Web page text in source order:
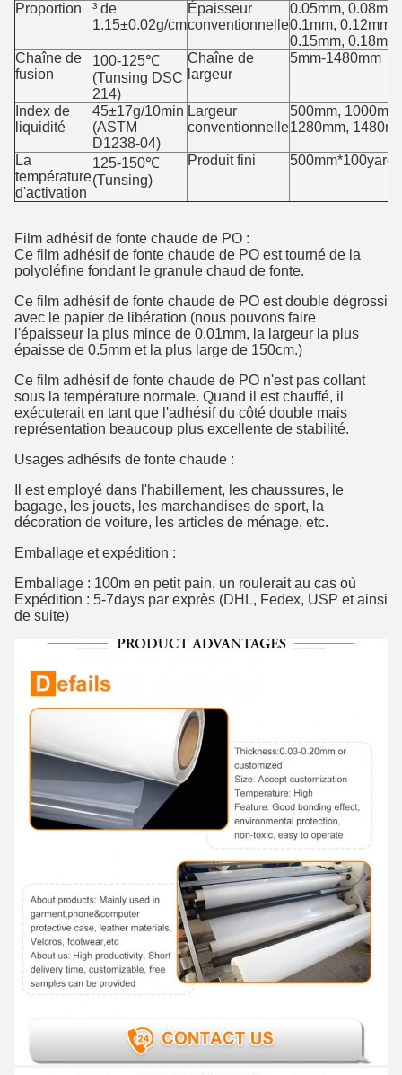
Proportion
³ de
1.15±0.02g/cm
Épaisseur
conventionnelle
0.05mm, 0.08mm,
0.1mm, 0.12mm,
0.15mm, 0.18mm
Chaîne de
fusion
100-125℃
(Tunsing DSC
214)
Chaîne de
largeur
5mm-1480mm
Index de
liquidité
45±17g/10min
(ASTM
D1238-04)
Largeur
conventionnelle
500mm,
1280mm,
La
température
d'activation
125-150℃
(Tunsing)
Produit fini
Film adhésif de fonte chaude de PO :
Ce film adhésif de fonte chaude de PO est tourné de la
polyoléfine fondant le granule chaud de fonte.
Ce film adhésif de fonte chaude de PO est double dégrossi
avec le papier de libération (nous pouvons faire
l'épaisseur la plus mince de 0.01mm, la largeur la plus
épaisse de 0.5mm et la plus large de 150cm.)
Ce film adhésif de fonte chaude de PO n'est pas collant
sous la température normale. Quand il est chauffé, il
exécuterait en tant que l'adhésif du côté double mais
représentation beaucoup plus excellente de stabilité.
Usages adhésifs de fonte chaude :
Il est employé dans l'habillement, les chaussures, le
bagage, les jouets, les marchandises de sport, la
décoration de voiture, les articles de ménage, etc.
Emballage et expédition :
Emballage : 100m en petit pain, un roulerait au cas où
Expédition : 5-7days par exprès (DHL, Fedex, USP et ainsi
de suite)